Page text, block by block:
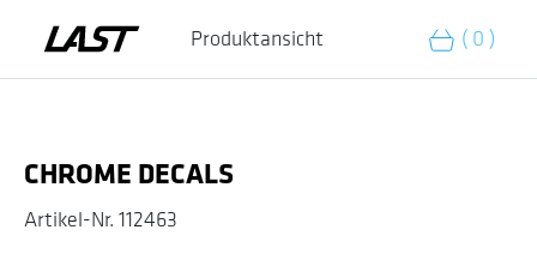
Produktansicht ( 0 )
Zum Warenkorb hinzufügen
CHROME DECALS
Artikel-Nr. 112463